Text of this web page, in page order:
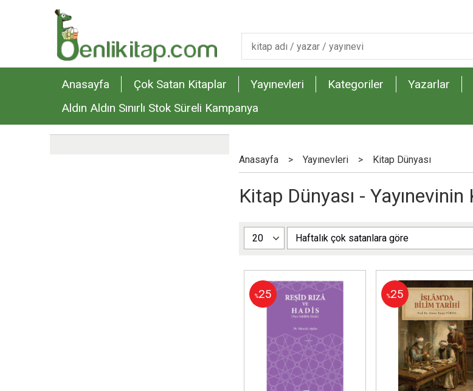
Anasayfa Çok Satan Kitaplar Yayınevleri Kategoriler Yazarlar
Aldın Aldın Sınırlı Stok Süreli Kampanya
Anasayfa > Yayınevleri > Kitap Dünyası
Kitap Dünyası - Yayınevinin
%25 %25